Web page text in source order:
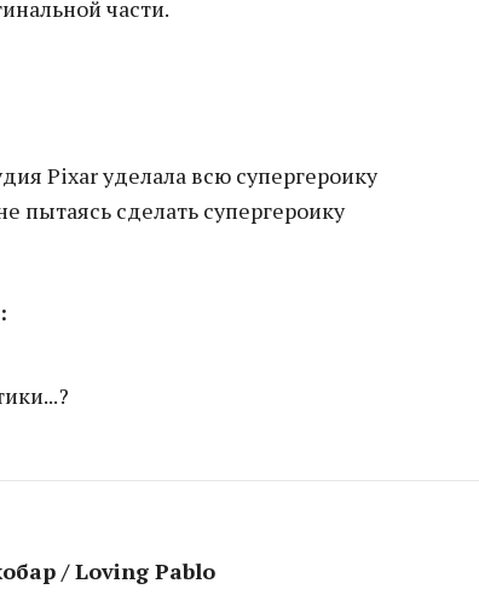
части.
Pixar уделала всю супергероику
пытаясь сделать супергероику
/ Loving Pablo